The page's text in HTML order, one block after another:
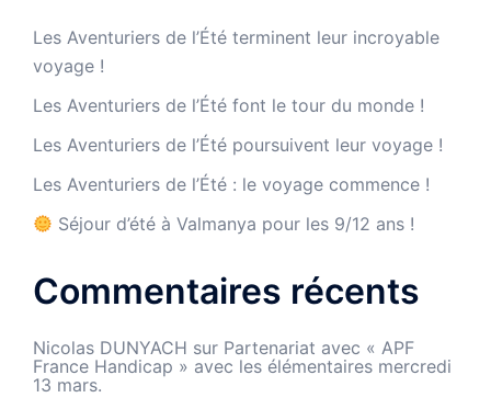
Les Aventuriers de l’Été terminent leur incroyable
voyage !
Les Aventuriers de l’Été font le tour du monde !
Les Aventuriers de l’Été poursuivent leur voyage !
Les Aventuriers de l’Été : le voyage commence !
Séjour d’été à Valmanya pour les 9/12 ans !
Commentaires récents
Nicolas DUNYACH sur Partenariat avec « APF
France Handicap » avec les élémentaires mercredi
13 mars.